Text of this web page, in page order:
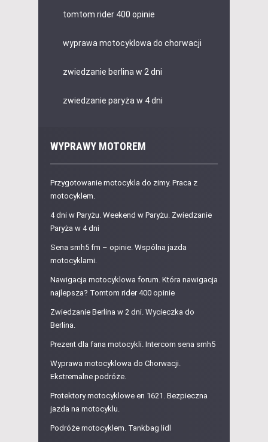
tomtom rider 400 opinie
wyprawa motocyklowa do chorwacji
zwiedzanie berlina w 2 dni
zwiedzanie paryża w 4 dni
WYPRAWY MOTOREM
Przygotowanie motocykla do zimy. Praca z
motocyklem.
4 dni w Paryżu. Weekend w Paryżu. Zwiedzanie
Paryża w 4 dni
Sena smh5 fm – opinie. Wspólna jazda
motocyklami.
Nawigacja motocyklowa forum. Która nawigacja
najlepsza? Tomtom rider 400 opinie
Zwiedzanie Berlina w 2 dni. Wycieczka do
Berlina.
Prezent dla fana motocykli. Intercom sena smh5
Wyprawa motocyklowa do Chorwacji.
Ekstremalne podróże.
Protektory motocyklowe en 1621. Bezpieczna
jazda na motocyklu.
Podróże motocyklem. Tankbag lidl